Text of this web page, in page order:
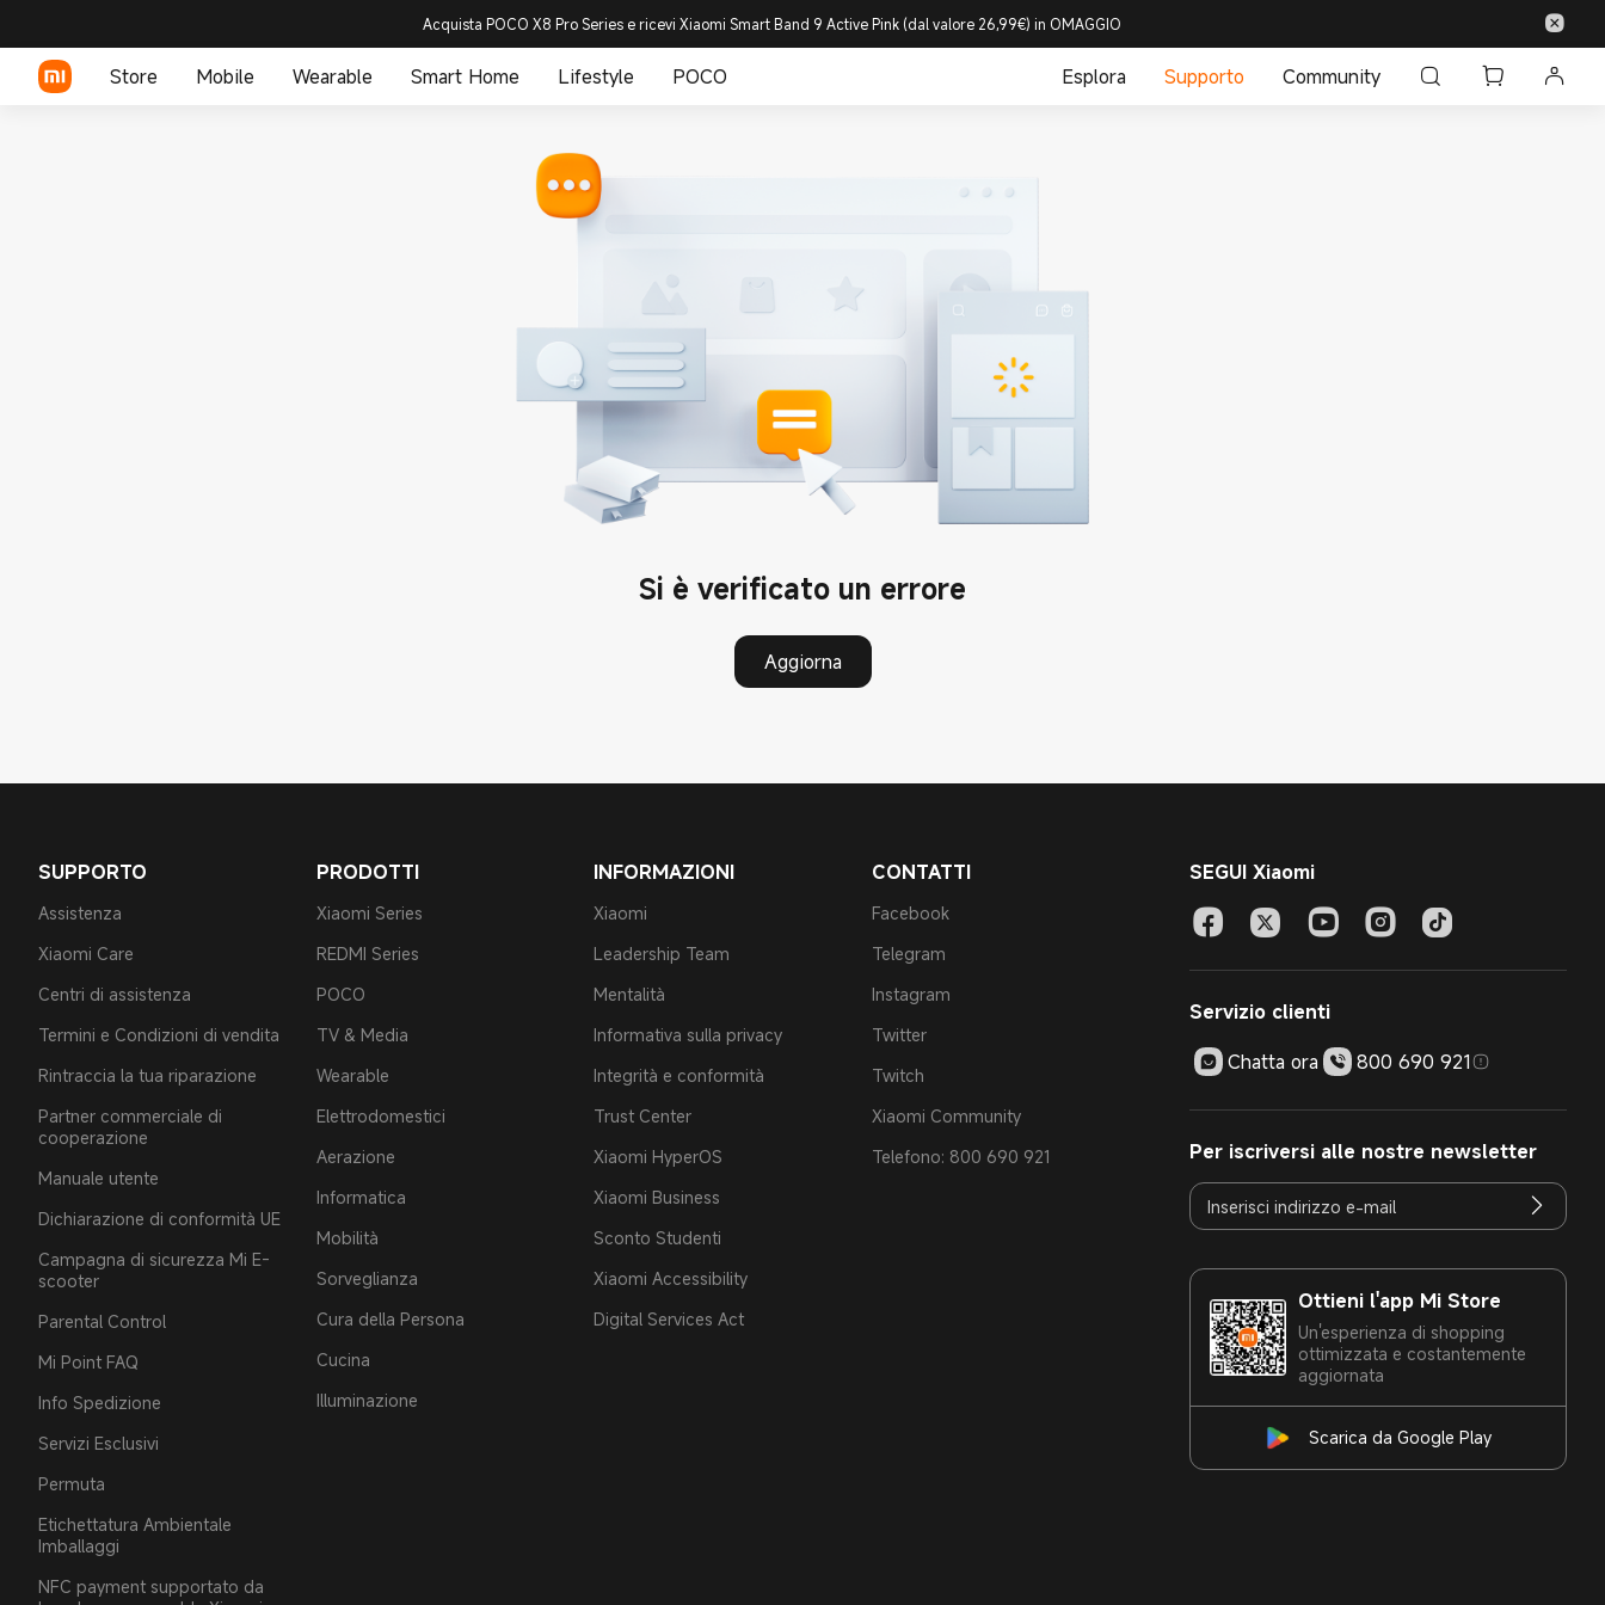
Acquista POCO X8 Pro Series e ricevi Xiaomi Smart Band 9 Active Pink (dal valore 26,99€) in OMAGGIO
Store Mobile Wearable Smart Home Lifestyle POCO Esplora Supporto Community
Si è verificato un errore
Aggiorna
SUPPORTO
Assistenza
Xiaomi Care
Centri di assistenza
Termini e Condizioni di vendita
Rintraccia la tua riparazione
Partner commerciale di
cooperazione
Manuale utente
Dichiarazione di conformità UE
Campagna di sicurezza Mi E-
scooter
Parental Control
Mi Point FAQ
Info Spedizione
Servizi Esclusivi
Permuta
Etichettatura Ambientale
Imballaggi
NFC payment supportato da
PRODOTTI
Xiaomi Series
REDMI Series
POCO
TV & Media
Wearable
Elettrodomestici
Aerazione
Informatica
Mobilità
Sorveglianza
Cura della Persona
Cucina
Illuminazione
INFORMAZIONI
Xiaomi
Leadership Team
Mentalità
Informativa sulla privacy
Integrità e conformità
Trust Center
Xiaomi HyperOS
Xiaomi Business
Sconto Studenti
Xiaomi Accessibility
Digital Services Act
CONTATTI
Facebook
Telegram
Instagram
Twitter
Twitch
Xiaomi Community
Telefono: 800 690 921
SEGUI Xiaomi
Servizio clienti
Chatta ora
800 690 921
Per iscriversi alle nostre newsletter
Ottieni l'app Mi Store
Un'esperienza di shopping
ottimizzata e costantemente
aggiornata
Scarica da Google Play